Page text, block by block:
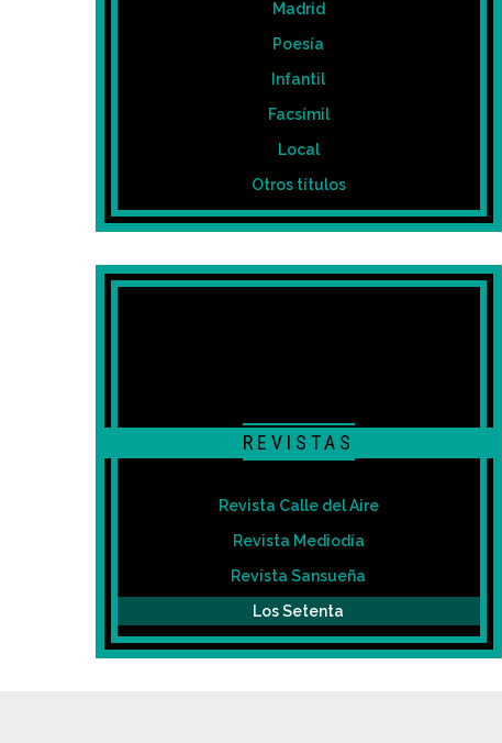
Madrid
Poesía
Infantil
Facsímil
Local
Otros títulos
REVISTAS
Revista Calle del Aire
Revista Mediodía
Revista Sansueña
Los Setenta